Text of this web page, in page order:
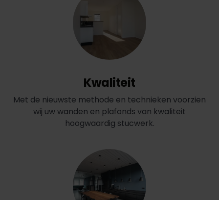
Kwaliteit
Met de nieuwste methode en technieken voorzien
wij uw wanden en plafonds van kwaliteit
hoogwaardig stucwerk.